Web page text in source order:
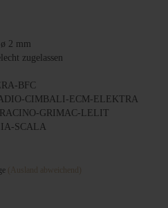
2 mm
zugelassen
BFC
CIMBALI-ECM-ELEKTRA
GRIMAC-LELIT
SCALA
(Ausland abweichend)